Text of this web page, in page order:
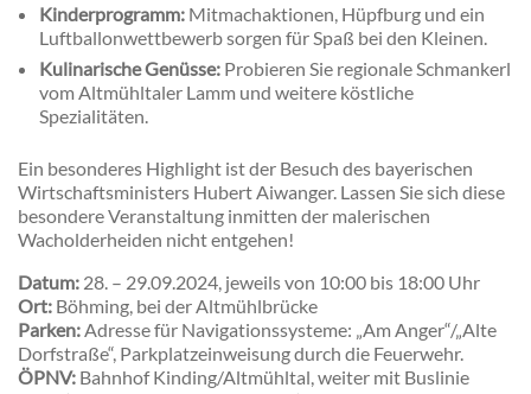
Kinderprogramm: Mitmachaktionen, Hüpfburg und ein
Luftballonwettbewerb sorgen für Spaß bei den Kleinen.
Kulinarische Genüsse: Probieren Sie regionale Schmankerl
vom Altmühltaler Lamm und weitere köstliche
Spezialitäten.
Ein besonderes Highlight ist der Besuch des bayerischen
Wirtschaftsministers Hubert Aiwanger. Lassen Sie sich diese
besondere Veranstaltung inmitten der malerischen
Wacholderheiden nicht entgehen!
Datum: 28. – 29.09.2024, jeweils von 10:00 bis 18:00 Uhr
Ort: Böhming, bei der Altmühlbrücke
Parken:Adresse für Navigationssysteme: „Am Anger“/„Alte
Dorfstraße“, Parkplatzeinweisung durch die Feuerwehr.
ÖPNV: Bahnhof Kinding/Altmühltal, weiter mit Buslinie